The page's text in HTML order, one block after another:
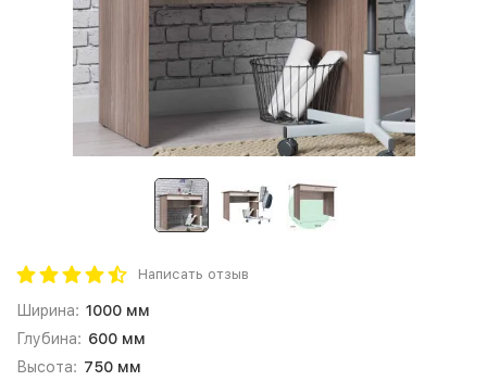
Написать отзыв
Ширина: 1000 мм
Глубина: 600 мм
Высота: 750 мм